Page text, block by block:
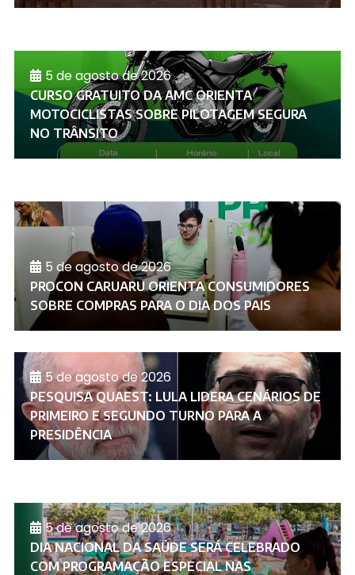
5 de agosto de 2026
CURSO GRATUITO DA AMC ORIENTA
MOTOCICLISTAS SOBRE PILOTAGEM SEGURA
NO TRÂNSITO
5 de agosto de 2026
PROCON CARUARU ORIENTA CONSUMIDORES
SOBRE COMPRAS PARA O DIA DOS PAIS
5 de agosto de 2026
PESQUISA QUAEST: LULA LIDERA CENÁRIOS DE
PRIMEIRO E SEGUNDO TURNO PARA A
PRESIDÊNCIA
5 de agosto de 2026
DIA NACIONAL DA SAÚDE SERÁ CELEBRADO
COM PROGRAMAÇÃO ESPECIAL NAS